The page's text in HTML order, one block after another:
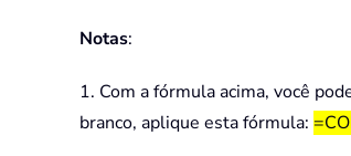
Notas:
1. Com a fórmula acima, você
branco, aplique esta fórmula: